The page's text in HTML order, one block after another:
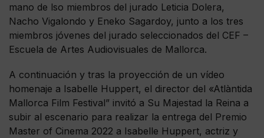
mano de lso miembros del jurado Leticia Dolera,
Nacho Vigalondo y Eneko Sagardoy, junto a los tres
miembros jóvenes del jurado seleccionados del CEF –
Escuela de Artes Audiovisuales de Mallorca.
A continuación y tras la proyección de un vídeo
homenaje a Isabelle Huppert, el director del «Atlàntida
Mallorca Film Festival” invitó a Su Majestad la Reina a
subir al escenario para realizar la entrega del Premio
Master of Cinema 2022 a Isabelle Huppert, actriz y